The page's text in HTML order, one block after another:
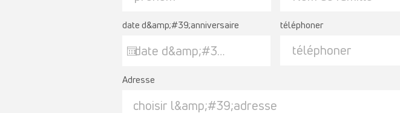
date d&amp;#39;anniversaire téléphoner
Adresse